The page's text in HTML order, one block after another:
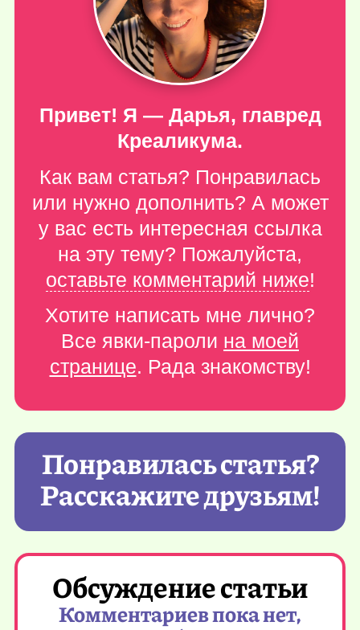
Привет! Я — Дарья, главред
Креаликума.
Как вам статья? Понравилась
или нужно дополнить? А может
у вас есть интересная ссылка
на эту тему? Пожалуйста,
оставьте комментарий ниже!
Хотите написать мне лично?
Все явки-пароли на моей
странице. Рада знакомству!
Понравилась статья?
Расскажите друзьям!
Обсуждение статьи
Комментариев пока нет,